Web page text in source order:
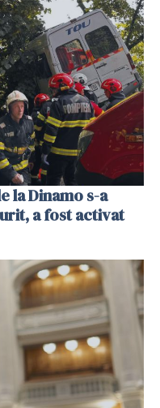
la Dinamo s-a
a fost activat